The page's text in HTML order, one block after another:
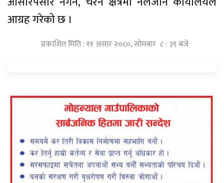
आग्रह गरेको छ ।
प्रकाशित मिति : ११ असार २०८०, सोमबार ८ : ३९ बजे